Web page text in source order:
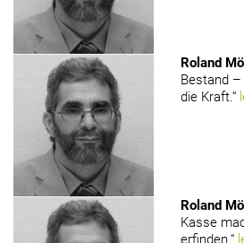
Roland
Bestand
die Kraft.“
Roland
Kasse
erfinden.“